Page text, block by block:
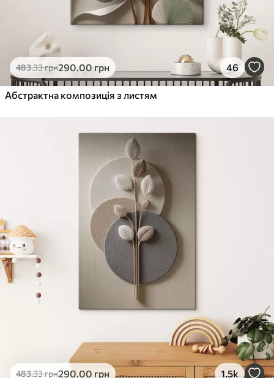
483.33грн290.00 грн 46
Абстрактна композиція з листям
483.33грн290.00 грн 1.5k